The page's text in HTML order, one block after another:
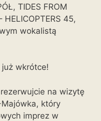
TIDES FROM
HELICOPTERS 45,
wokalistą
wkrótce!
na wizytę
który
imprez w